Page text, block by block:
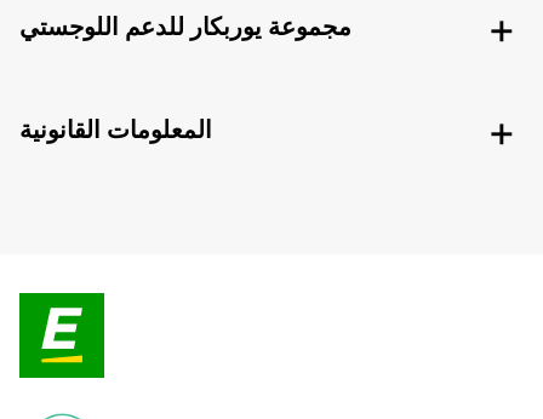
مجموعة يوربكار للدعم اللوجستي
المعلومات القانونية